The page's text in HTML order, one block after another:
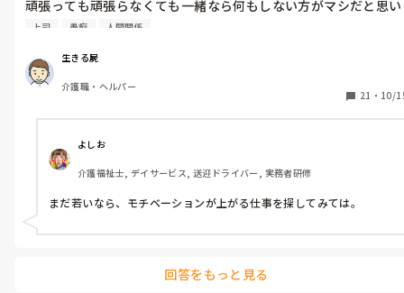
頑張っても頑張らなくても一緒なら何もしない方がマシだと思い
ます。
せばあると思います。
自分の心を殺して上司の顔色をうかがう仕事に希望を見出すこと
はできません。
上司 愚痴 人間関係
生きる屍
介護職・ヘルパー
21 ・ 10/
よしお
介護福祉士, デイサービス, 送迎ドライバー, 実務者研修
まだ若いなら、モチベーションが上がる仕事を探してみては。
回答をもっと見る